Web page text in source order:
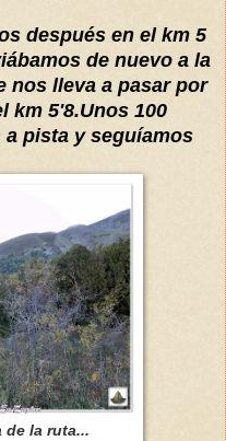
después en el km 5
de nuevo a la
nos lleva a pasar por
km 5'8.Unos 100
pista y seguíamos
de la ruta...